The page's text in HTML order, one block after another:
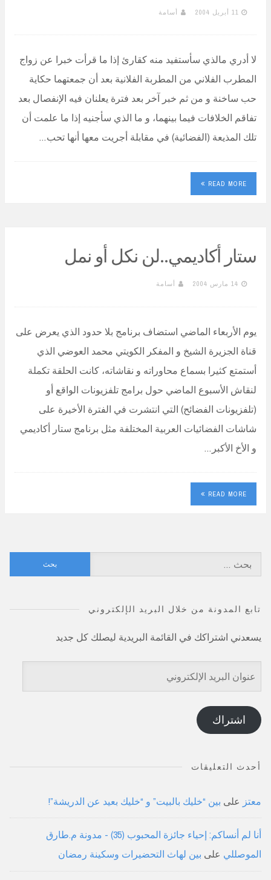
11 أبريل 2004 أسامة
لا أدري مالذي سأستفيد منه كقارئ إذا ما قرأت خبرا عن زواج
المطرب الفلاني من المطربة الفلانية بعد أن جمعتهما حكاية
حب ساخنة و من ثم خبر آخر بعد فترة يعلنان فيه الإنفصال بعد
تفاقم الخلافات فيما بينهما، و ما الذي سأجنيه إذا ما علمت أن
تلك المذيعة (الفضائية) في مقابلة أجريت معها أنها تحب…
READ MORE
ستار أكاديمي..لن نكل أو نمل
14 مارس 2004 أسامة
يوم الأربعاء الماضي استضاف برنامج بلا حدود الذي يعرض على
قناة الجزيرة الشيخ و المفكر الكويتي محمد العوضي الذي
أستمتع كثيرا بسماع محاوراته و نقاشاته، كانت الحلقة تكملة
لنقاش الأسبوع الماضي حول برامج تلفزيونات الواقع أو
(تلفزيونات الفضائح) التي انتشرت في الفترة الأخيرة على
شاشات الفضائيات العربية المختلفة مثل برنامج ستار أكاديمي
و الأخ الأكبر…
READ MORE
عن:
تابع المدونة من خلال البريد الإلكتروني
يسعدني اشتراكك في القائمة البريدية ليصلك كل جديد
عنوان
البريد
الإلكتروني
اشتراك
أحدث التعليقات
معتز على بين “خليك بالبيت” و “خليك بعيد عن الدريشة”!
أنا لم أنساكم: إحياء جائزة المحبوب (35) - مدونة م.طارق
الموصللي على بين لهاث التحضيرات وسكينة رمضان